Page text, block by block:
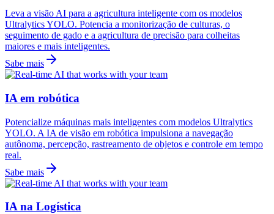
Leva a visão AI para a agricultura inteligente com os modelos
Ultralytics YOLO. Potencia a monitorização de culturas, o
seguimento de gado e a agricultura de precisão para colheitas
maiores e mais inteligentes.
Sabe mais
IA em robótica
Potencialize máquinas mais inteligentes com modelos Ultralytics
YOLO. A IA de visão em robótica impulsiona a navegação
autônoma, percepção, rastreamento de objetos e controle em tempo
real.
Sabe mais
IA na Logística